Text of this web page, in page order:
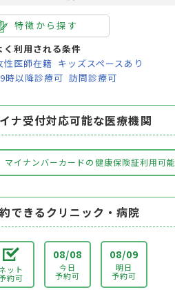
特徴から探す
く利用される条件
性医師在籍 キッズスペースあり
時以降診療可 訪問診療可
ナ受付対応可能な医療機関
マイナンバーカードの健康保険証利用可能
できるクリニック・病院
ネット
約可
08/08
今日
予約可
08/09
明日
予約可